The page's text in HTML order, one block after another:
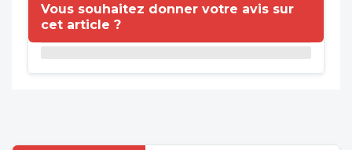
Vous souhaitez donner votre avis sur
cet article ?